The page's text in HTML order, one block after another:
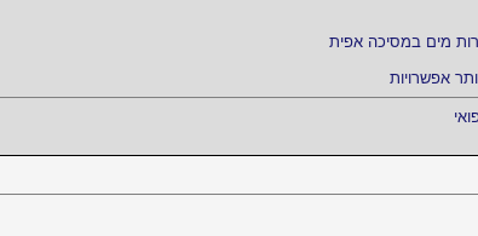
מים במסיכה אפית
אפשרויות